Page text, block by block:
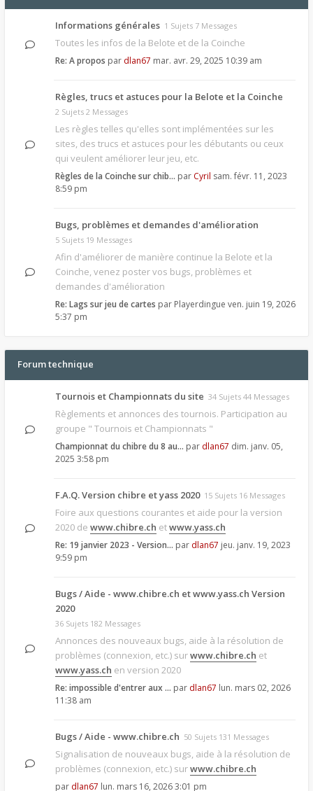
Informations générales 1 Sujets 7 Messages
Toutes les infos de la Belote et de la Coinche
Re: A propos par dlan67 mar. avr. 29, 2025 10:39 am
Règles, trucs et astuces pour la Belote et la Coinche
2 Sujets 2 Messages
Les règles telles qu'elles sont implémentées sur les
sites, des trucs et astuces pour les débutants ou ceux
qui veulent améliorer leur jeu, etc.
Règles de la Coinche sur chib… par Cyril sam. févr. 11, 2023
8:59 pm
Bugs, problèmes et demandes d'amélioration
5 Sujets 19 Messages
Afin d'améliorer de manière continue la Belote et la
Coinche, venez poster vos bugs, problèmes et
demandes d'amélioration
Re: Lags sur jeu de cartes par Playerdingue ven. juin 19, 2026
5:37 pm
Forum technique
Tournois et Championnats du site 34 Sujets 44 Messages
Règlements et annonces des tournois. Participation au
groupe " Tournois et Championnats "
Championnat du chibre du 8 au… par dlan67 dim. janv. 05,
2025 3:58 pm
F.A.Q. Version chibre et yass 2020 15 Sujets 16 Messages
Foire aux questions courantes et aide pour la version
2020 de www.chibre.ch etwww.yass.ch
Re: 19 janvier 2023 - Version… par dlan67 jeu. janv. 19, 2023
9:59 pm
Bugs / Aide - www.chibre.ch et www.yass.ch Version
2020
36 Sujets 182 Messages
Annonces des nouveaux bugs, aide à la résolution de
problèmes (connexion, etc.) surwww.chibre.ch et
www.yass.ch en version 2020
Re: impossible d'entrer aux … par dlan67 lun. mars 02, 2026
11:38 am
Bugs / Aide - www.chibre.ch 50 Sujets 131 Messages
Signalisation de nouveaux bugs, aide à la résolution de
problèmes (connexion, etc.) surwww.chibre.ch
par dlan67 lun. mars 16, 2026 3:01 pm